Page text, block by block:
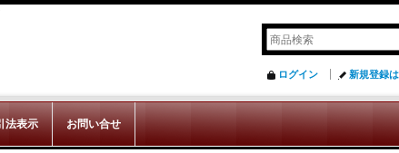
ログイン 新規登録
法表示 お問い合せ